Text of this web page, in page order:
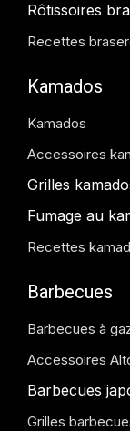
Rôtissoires
Recettes
Kamados
Kamados
Accessoires
Grilles
Fumage au
Recettes
Barbecues
Barbecues à
Accessoires
Barbecues
Grilles